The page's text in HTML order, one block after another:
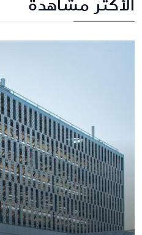
الأكثر مشاهدة